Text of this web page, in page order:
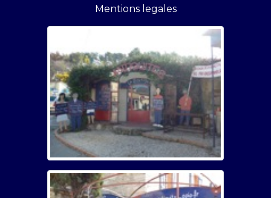
Mentions legales